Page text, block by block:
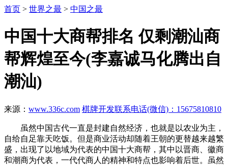
首页 > 世界之最 > 中国之最
中国十大商帮排名 仅剩潮汕商
帮辉煌至今(李嘉诚马化腾出自
潮汕)
来源： www.336c.com 棋牌开发联系电话(微信)：15675810810
虽然中国古代一直是封建自然经济，也就是以农业为主，
自给自足靠天吃饭。但是商业活动却随着王朝的更替越来越繁
盛，出现了以地域为代表的中国十大商帮，其中以晋商、徽商
和潮商为代表，一代代商人的精神和特点也影响着后世。虽然